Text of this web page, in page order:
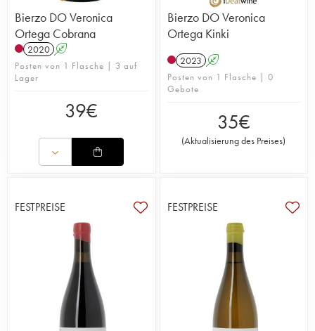
Bierzo DO Veronica
Ortega Cobrana
2020 A
Posten von 1 Flasche | 3 auf
Lager
39€
Bierzo DO Veronica
Ortega Kinki
2023 A
Posten von 1 Flasche | 0
Gebote
35€
(Aktualisierung des Preises)
FESTPREISE FESTPREISE